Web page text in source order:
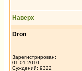
Наверх
Dron
Зарегистрирован:
01.01.2010
Суждений: 9322